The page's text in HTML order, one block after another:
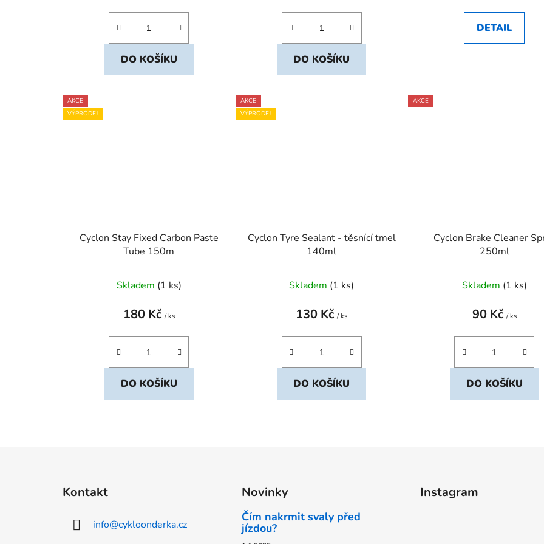
DO KOŠÍKU DO KOŠÍKU
DETAIL
AKCE
VÝPRODEJ
Cyclon Stay Fixed Carbon Paste
Tube 150m
Skladem (1 ks)
180 Kč / ks
DO KOŠÍKU
AKCE
VÝPRODEJ
Cyclon Tyre Sealant - těsnící tmel
140ml
Skladem (1 ks)
130 Kč/ ks
DO KOŠÍKU
AKCE
Cyclon Brake Cleaner
250ml
Skladem (1 ks)
90 Kč / ks
DO KOŠÍKU
Kontakt
info@cykloonderka.cz
Novinky
Čím nakrmit svaly před
jízdou?
Instagram